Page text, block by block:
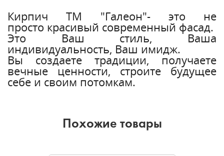
Кирпич ТМ "Галеон"- это не
просто красивый современный фасад.
Это Ваш стиль, Ваша
индивидуальность, Ваш имидж.
Вы создаете традиции, получаете
вечные ценности, строите будущее
себе и своим потомкам.
Похожие товары